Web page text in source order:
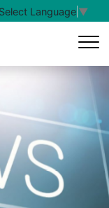
Select Language ▼